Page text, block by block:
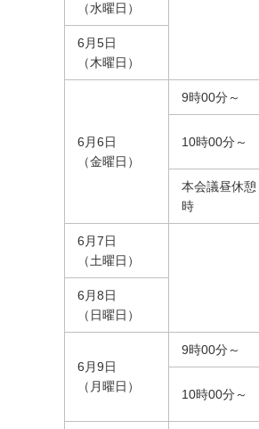
（水曜日）
6月5日
（木曜日）
6月6日
（金曜日）
9時00分～
10時00分～
本会議昼休憩
時
6月7日
（土曜日）
6月8日
（日曜日）
6月9日
（月曜日）
9時00分～
10時00分～